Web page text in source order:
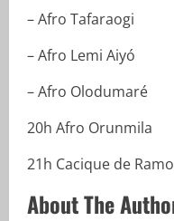
– Afro Tafaraogi
– Afro Lemi Aiyó
– Afro Olodumaré
20h Afro Orunmila
21h Cacique de
About The